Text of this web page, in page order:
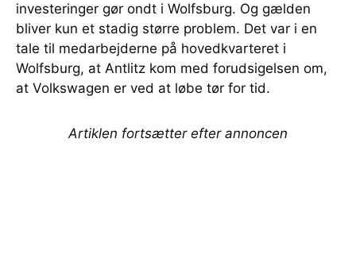
investeringer gør ondt i Wolfsburg. Og gælden
bliver kun et stadig større problem. Det var i en
tale til medarbejderne på hovedkvarteret i
Wolfsburg, at Antlitz kom med forudsigelsen om,
at Volkswagen er ved at løbe tør for tid.
Artiklen fortsætter efter annoncen